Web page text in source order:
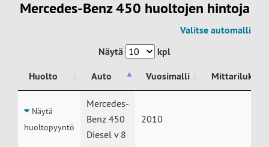
Mercedes-Benz 450 huoltojen hintoja
Valitse automalli
Näytä
kpl
Huolto
Auto Vuosimalli
Auto
Näytä
huoltopyyntö
Mercedes-
Benz 450
Diesel v 8
2010